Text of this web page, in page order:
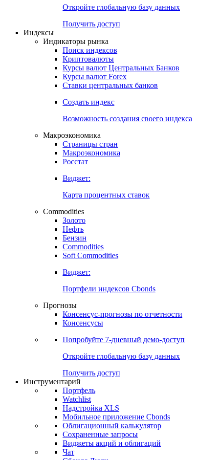
Календарь инвестора
Попробуйте7-дневный
Откройте глобальную базу данных
Получить доступ
Индикаторы рынка
Поиск индексов
Курсы валют Центральных Банков
Ставки центральных банков
Создать индекс
Возможность создания своего индекса
Страницы стран
Росстат
Виджет:
Карта процентных ставок
Commodities
Золото
Бензин
Soft Commodities
Виджет:
Портфели индексов Cbonds
Прогнозы
Консенсусы
Попробуйте7-дневный
Откройте глобальную базу данных
Получить доступ
Инструментарий
Портфель
Watchlist
Надстройка XLS
Мобильное приложение Cbonds